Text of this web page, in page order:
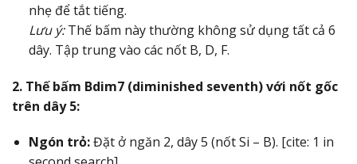
nhẹ để tắt tiếng.
Lưu ý:Thế bấm này thường không sử dụng tất cả 6
dây. Tập trung vào các nốt B, D, F.
2. Thế bấm Bdim7 (diminished seventh) với nốt gốc
trên dây 5:
Ngón trỏ:Đặt ở ngăn 2, dây 5 (nốt Si – B). [cite: 1 in